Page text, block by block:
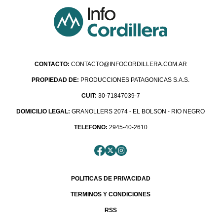
CONTACTO: CONTACTO@INFOCORDILLERA.COM.AR
PROPIEDAD DE: PRODUCCIONES PATAGONICAS S.A.S.
CUIT: 30-71847039-7
DOMICILIO LEGAL: GRANOLLERS 2074 - EL BOLSON - RIO NEGRO
TELEFONO: 2945-40-2610
POLITICAS DE PRIVACIDAD
TERMINOS Y CONDICIONES
RSS